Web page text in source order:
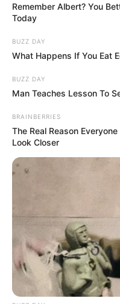
Remember Albert? You
Today
BUZZ DAY
What Happens If You Eat
BUZZ DAY
Man Teaches Lesson To
BRAINBERRIES
The Real Reason
Look Closer